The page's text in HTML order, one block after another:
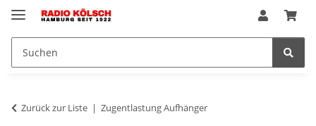
Zurück zur Liste Zugentlastung Aufhänger